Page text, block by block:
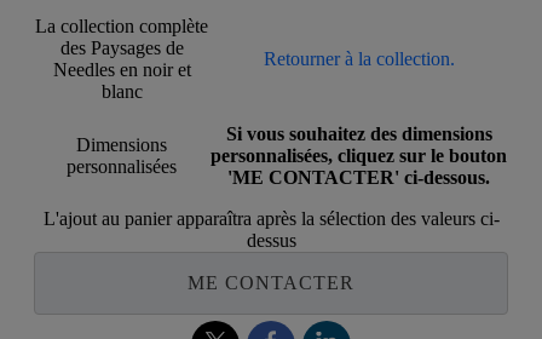
La collection complète
des Paysages de
Needles en noir et
blanc
Retourner à la collection.
Dimensions
personnalisées
Si vous souhaitez des dimensions
personnalisées, cliquez sur le bouton
'ME CONTACTER' ci-dessous.
L'ajout au panier apparaîtra après la sélection des valeurs ci-
dessus
ME CONTACTER